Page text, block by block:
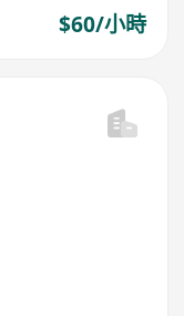
$60/小時